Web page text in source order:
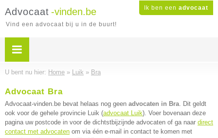
Ik ben een advocaat
Advocaat -vinden.be
Vind een advocaat bij u in de buurt!
U bent nu hier: Home » Luik » Bra
Advocaat Bra
Advocaat-vinden.be bevat helaas nog geen advocaten in Bra. Dit geldt
ook voor de gehele provincie Luik (advocaat Luik). Voer bovenaan deze
pagina uw postcode in voor de dichtstbijzijnde advocaten of ga naar direct
contact met advocaten om via één e-mail in contact te komen met